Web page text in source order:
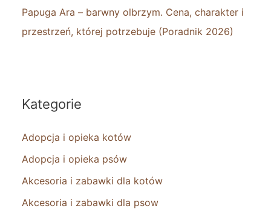
Papuga Ara – barwny olbrzym. Cena, charakter i
przestrzeń, której potrzebuje (Poradnik 2026)
Kategorie
Adopcja i opieka kotów
Adopcja i opieka psów
Akcesoria i zabawki dla kotów
Akcesoria i zabawki dla psow